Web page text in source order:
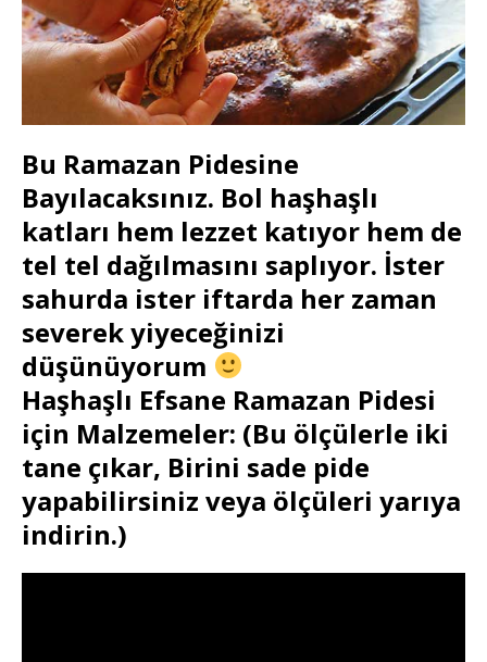
Bu Ramazan Pidesine
Bayılacaksınız. Bol haşhaşlı
katları hem lezzet katıyor hem de
tel tel dağılmasını saplıyor. İster
sahurda ister iftarda her zaman
severek yiyeceğinizi
düşünüyorum
Haşhaşlı Efsane Ramazan Pidesi
için Malzemeler: (Bu ölçülerle iki
tane çıkar, Birini sade pide
yapabilirsiniz veya ölçüleri yarıya
indirin.)